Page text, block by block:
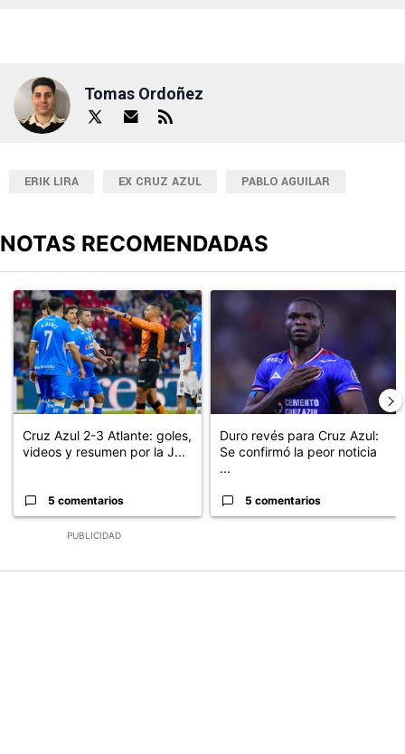
Tomas Ordoñez
ERIK LIRA EX CRUZ AZUL PABLO AGUILAR
NOTAS RECOMENDADAS
PUBLICIDAD
Un artículo de tendencia con el título "Cruz Azul 2-3 Atlante:
Cruz Azul 2-3 Atlante: goles,
videos y resumen por la J...
5 comentarios
Un artículo de tendencia con
Duro revés para Cruz Azul:
Se confirmó la peor noticia
...
5 comentarios